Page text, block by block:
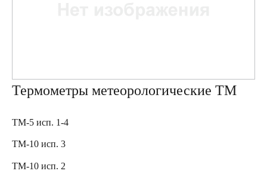
Термометры метеорологические ТМ
ТМ-5 исп. 1-4
ТМ-10 исп. 3
ТМ-10 исп. 2